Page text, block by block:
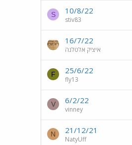
10/8/22
stiv83
S
16/7/22
איציק אלטלנה
25/6/22
fly13
F
6/2/22
vinney
V
21/12/21
NatyUff
N